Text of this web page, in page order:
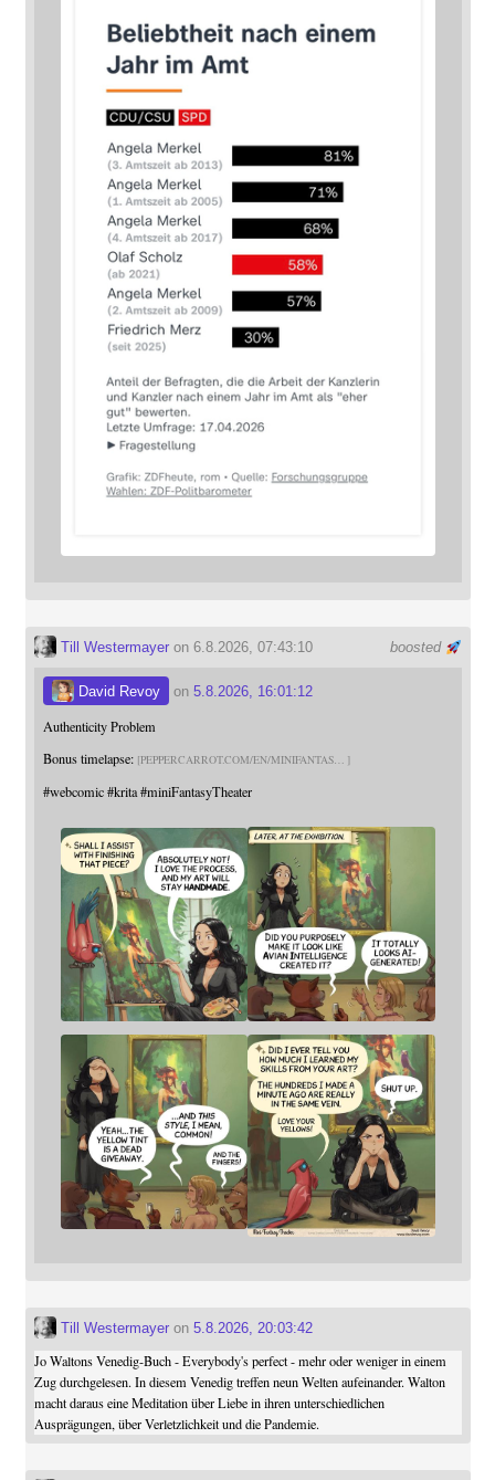
boosted
Till Westermayeron 6.8.2026, 07:43:10
David Revoy on 5.8.2026, 16:01:12
Authenticity Problem
Bonus timelapse: PEPPERCARROT.COM/EN/MINIFANTAS
#webcomic #krita #miniFantasyTheater
Till Westermayeron 5.8.2026, 20:03:42
Jo Waltons Venedig-Buch - Everybody's perfect - mehr oder weniger in einem
Zug durchgelesen. In diesem Venedig treffen neun Welten aufeinander. Walton
macht daraus eine Meditation über Liebe in ihren unterschiedlichen
Ausprägungen, über Verletzlichkeit und die Pandemie.